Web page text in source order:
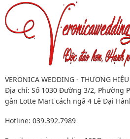
VERONICA WEDDING - THƯƠNG
Địa chỉ: Số 1030 Đường 3/2, Phường
gần Lotte Mart cách ngã 4 Lê Đại
Hotline: 039.392.7989